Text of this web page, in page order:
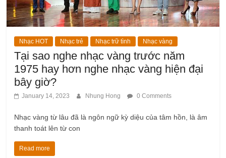
Nhạc HOT Nhạc trẻ Nhạc trữ tình Nhạc vàng
Tại sao nghe nhạc vàng trước năm
1975 hay hơn nghe nhạc vàng hiện đại
bây giờ?
January 14, 2023 Nhung Hong 0 Comments
Nhạc vàng từ lâu đã là ngôn ngữ kỳ diệu của tâm hồn, là âm
thanh toát lên từ con
Read more